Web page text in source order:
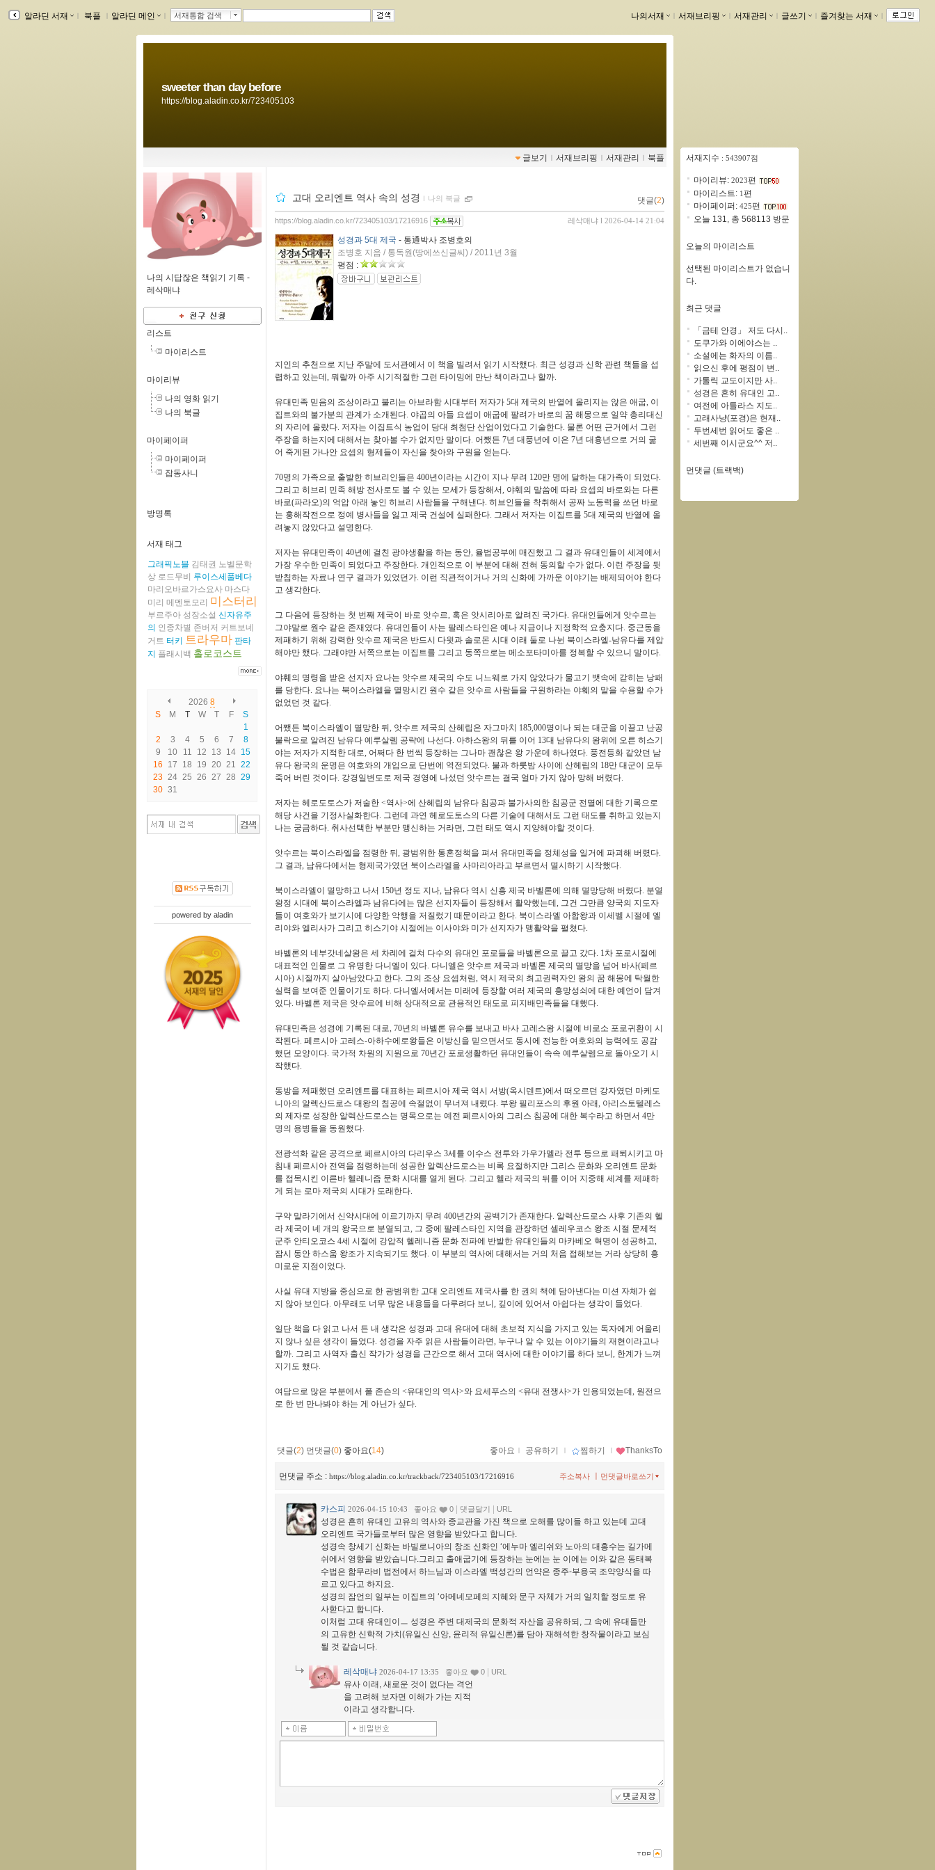
알라딘 서재 북플 알라딘 메인 서재통합 검색 나의서재 서재브리핑 서재관리 글쓰기 즐겨찾는 서재
sweeter than day before
https://blog.aladin.co.kr/723405103
글보기 ｌ 서재브리핑 ｌ 서재관리 ｌ 북플
나의 시답잖은 책읽기 기록 -
레삭매냐
리스트
마이리스트
마이리뷰
나의 영화 읽기
나의 북글
마이페이퍼
마이페이퍼
잡동사니
방명록
서재 태그
그래픽노블 김태권 노벨문학
상 로드무비 루이스세풀베다
마리오바르가스요사 마스다
미리 메멘토모리 미스터리
부르주아 성장소설 신자유주
의 인종차별 존버저 커트보네
거트 터키 트라우마 판타
지 플래시백 홀로코스트
2026 8
S
M T W T F
S
1
2
3 4 5 6 7
8
9
10 11 12 13 14 15
16
17 18 19 20 21
22
23 24 25 26 27 28 29
30 31
powered by aladin
고대 오리엔트 역사 속의 성경 ｌ 나의 북글 댓글(2)
레삭매냐 l 2026-04-14 21:04
https://blog.aladin.co.kr/723405103/17216916
성경과 5대 제국 - 통通박사 조병호의
조병호 지음 / 통독원(땅에쓰신글씨) / 2011년 3월
평점 :
지인의 추천으로 지난 주말에 도서관에서 이 책을 빌려서 읽기 시작했다. 최근 성경과 신학 관련 책들을 섭
렵하고 있는데 , 뭐랄까 아주 시기적절한 그런 타이밍에 만난 책이라고나 할까.
유대민족 믿음의 조상이라고 불리는 아브라함 시대부터 저자가 5대 제국의 반열에 올리지는 않은 애굽, 이
집트와의 불가분의 관계가 소개된다. 야곱의 아들 요셉이 애굽에 팔려가 바로의 꿈 해몽으로 일약 총리대신
의 자리에 올랐다. 저자는 이집트식 농업이 당대 최첨단 산업이었다고 기술한다. 물론 어떤 근거에서 그런
주장을 하는지에 대해서는 찾아볼 수가 없지만 말이다. 어쨌든 7년 대풍년에 이은 7년 대흉년으로 거의 굶
어 죽게된 가나안 요셉의 형제들이 자신을 찾아와 구원을 얻는다.
70명의 가족으로 출발한 히브리인들은 400년이라는 시간이 지나 무려 120만 명에 달하는 대가족이 되었다.
그리고 히브리 민족 해방 전사로도 볼 수 있는 모세가 등장해서, 야훼의 말씀에 따라 요셉의 바로와는 다른
바로(파라오)의 억압 아래 놓인 히브리 사람들을 구해낸다. 히브인들을 착취해서 공짜 노동력을 쓰던 바로
는 홍해작전으로 정예 병사들을 잃고 제국 건설에 실패한다. 그래서 저자는 이집트를 5대 제국의 반열에 올
려놓지 않았다고 설명한다.
저자는 유대민족이 40년에 걸친 광야생활을 하는 동안, 율법공부에 매진했고 그 결과 유대인들이 세계에서
가장 우수한 민족이 되었다고 주장한다. 개인적으로 이 부분에 대해 전혀 동의할 수가 없다. 이런 주장을 뒷
받침하는 자료나 연구 결과가 있었던가. 이런 직관적이거나 거의 신화에 가까운 이야기는 배제되어야 한다
고 생각한다.
그 다음에 등장하는 첫 번째 제국이 바로 앗수르, 혹은 앗시리아로 알려진 국가다. 유대인들에게 앗수르는
그야말로 원수 같은 존재였다. 유대인들이 사는 팔레스타인은 예나 지금이나 지정학적 요충지다. 중근동을
제패하기 위해 강력한 앗수르 제국은 반드시 다윗과 솔로몬 시대 이래 둘로 나뉜 북이스라엘-남유다를 제압
해야만 했다. 그래야만 서쪽으로는 이집트를 그리고 동쪽으로는 메소포타미아를 정복할 수 있으니 말이다.
야훼의 명령을 받은 선지자 요나는 앗수르 제국의 수도 니느웨로 가지 않았다가 물고기 뱃속에 갇히는 낭패
를 당한다. 요나는 북이스라엘을 멸망시킨 원수 같은 앗수르 사람들을 구원하라는 야훼의 말을 수용할 수가
없었던 것 같다.
어쨌든 북이스라엘이 멸망한 뒤 , 앗수르 제국의 산헤립은 자그마치 185,000명이나 되는 대군을 이끌고 난공
불락으로 알려진 남유다 예루살렘 공략에 나선다. 아하스왕의 뒤를 이어 13대 남유다의 왕위에 오른 히스기
야는 저자가 지적한 대로, 어쩌다 한 번씩 등장하는 그나마 괜찮은 왕 가운데 하나였다. 풍전등화 같았던 남
유다 왕국의 운명은 여호와의 개입으로 단번에 역전되었다. 불과 하룻밤 사이에 산헤립의 18만 대군이 모두
죽어 버린 것이다. 강경일변도로 제국 경영에 나섰던 앗수르는 결국 얼마 가지 않아 망해 버렸다.
저자는 헤로도토스가 저술한 <역사>에 산헤립의 남유다 침공과 불가사의한 침공군 전멸에 대한 기록으로
해당 사건을 기정사실화한다. 그런데 과연 헤로도토스의 다른 기술에 대해서도 그런 태도를 취하고 있는지
나는 궁금하다. 취사선택한 부분만 맹신하는 거라면, 그런 태도 역시 지양해야할 것이다.
앗수르는 북이스라엘을 점령한 뒤 , 광범위한 통혼정책을 펴서 유대민족을 정체성을 일거에 파괴해 버렸다.
그 결과, 남유다에서는 형제국가였던 북이스라엘을 사마리아라고 부르면서 멸시하기 시작했다.
북이스라엘이 멸망하고 나서 150년 정도 지나, 남유다 역시 신흥 제국 바벨론에 의해 멸망당해 버렸다. 분열
왕정 시대에 북이스라엘과 남유다에는 많은 선지자들이 등장해서 활약했는데 , 그건 그만큼 양국의 지도자
들이 여호와가 보기시에 다양한 악행을 저질렀기 때문이라고 한다. 북이스라엘 아합왕과 이세벨 시절에 엘
리야와 엘리사가 그리고 히스기야 시절에는 이사야와 미가 선지자가 맹활약을 펼쳤다.
바벨론의 네부갓네살왕은 세 차례에 걸쳐 다수의 유대인 포로들을 바벨론으로 끌고 갔다. 1차 포로시절에
대표적인 인물로 그 유명한 다니엘이 있다. 다니엘은 앗수르 제국과 바벨론 제국의 멸망을 넘어 바사(페르
시아) 시절까지 살아남았다고 한다. 그의 조상 요셉처럼, 역시 제국의 최고권력자인 왕의 꿈 해몽에 탁월한
실력을 보여준 인물이기도 하다. 다니엘서에서는 미래에 등장할 여러 제국의 흥망성쇠에 대한 예언이 담겨
있다. 바벨론 제국은 앗수르에 비해 상대적으로 관용적인 태도로 피지배민족들을 대했다.
유대민족은 성경에 기록된 대로, 70년의 바벨론 유수를 보내고 바사 고레스왕 시절에 비로소 포로귀환이 시
작된다. 페르시아 고레스-아하수에로왕들은 이방신을 믿으면서도 동시에 전능한 여호와의 능력에도 공감
했던 모양이다. 국가적 차원의 지원으로 70년간 포로생활하던 유대인들이 속속 예루살렘으로 돌아오기 시
작했다.
동방을 제패했던 오리엔트를 대표하는 페르시아 제국 역시 서방(옥시덴트)에서 떠오르던 강자였던 마케도
니아의 알렉산드로스 대왕의 침공에 속절없이 무너져 내렸다. 부왕 필리포스의 후원 아래, 아리스토텔레스
의 제자로 성장한 알렉산드로스는 명목으로는 예전 페르시아의 그리스 침공에 대한 복수라고 하면서 4만
명의 용병들을 동원했다.
전광석화 같은 공격으로 페르시아의 다리우스 3세를 이수스 전투와 가우가멜라 전투 등으로 패퇴시키고 마
침내 페르시아 전역을 점령하는데 성공한 알렉산드로스는 비록 요절하지만 그리스 문화와 오리엔트 문화
를 접목시킨 이른바 헬레니즘 문화 시대를 열게 된다. 그리고 헬라 제국의 뒤를 이어 지중해 세계를 제패하
게 되는 로마 제국의 시대가 도래한다.
구약 말라기에서 신약시대에 이르기까지 무려 400년간의 공백기가 존재한다. 알렉산드로스 사후 기존의 헬
라 제국이 네 개의 왕국으로 분열되고, 그 중에 팔레스타인 지역을 관장하던 셀레우코스 왕조 시절 문제적
군주 안티오코스 4세 시절에 강압적 헬레니즘 문화 전파에 반발한 유대인들의 마카베오 혁명이 성공하고,
잠시 동안 하스움 왕조가 지속되기도 했다. 이 부분의 역사에 대해서는 거의 처음 접해보는 거라 상당히 흥
미로운 지점이었다.
사실 유대 지방을 중심으로 한 광범위한 고대 오리엔트 제국사를 한 권의 책에 담아낸다는 미션 자체가 쉽
지 않아 보인다. 아무래도 너무 많은 내용들을 다루려다 보니 , 깊이에 있어서 아쉽다는 생각이 들었다.
일단 책을 다 읽고 나서 든 내 생각은 성경과 고대 유대에 대해 초보적 지식을 가지고 있는 독자에게 어울리
지 않나 싶은 생각이 들었다. 성경을 자주 읽은 사람들이라면, 누구나 알 수 있는 이야기들의 재현이라고나
할까. 그리고 사역자 출신 작가가 성경을 근간으로 해서 고대 역사에 대한 이야기를 하다 보니 , 한계가 느껴
지기도 했다.
여담으로 많은 부분에서 폴 존슨의 <유대인의 역사>와 요세푸스의 <유대 전쟁사>가 인용되었는데 , 원전으
로 한 번 만나봐야 하는 게 아닌가 싶다.
댓글(2) 먼댓글(0) 좋아요(14) 좋아요 ｌ 공유하기 ｌ 찜하기 ｌ ThanksTo
먼댓글 주소 : https://blog.aladin.co.kr/trackback/723405103/17216916 먼댓글바로쓰기
주소복사
카스피 2026-04-15 10:43 좋아요 0 댓글달기 URL
성경은 흔히 유대인 고유의 역사와 종교관을 가진 책으로 오해를 많이들 하고 있는데 고대
오리엔트 국가들로부터 많은 영향을 받았다고 합니다.
성경속 창세기 신화는 바빌로니아의 창조 신화인 ‘에누마 엘리쉬와 노아의 대홍수는 길가메
쉬에서 영향을 받았습니다.그리고 출애굽기에 등장하는 눈에는 눈 이에는 이와 같은 동태복
수법은 함무라비 법전에서 하느님과 이스라엘 백성간의 언약은 종주-부용국 조약양식을 따
르고 있다고 하지요.
성경의 잠언의 일부는 이집트의 ‘아메네모페의 지혜와 문구 자체가 거의 일치할 정도로 유
사핟다고 합니다.
이처럼 고대 유대인이ㅡ 성경은 주변 대제국의 문화적 자산을 공유하되, 그 속에 유대들만
의 고유한 신학적 가치(유일신 신앙, 윤리적 유일신론)를 담아 재해석한 창작물이라고 보심
될 것 같습니다.
레삭매냐 2026-04-17 13:35 좋아요 0 URL
유사 이래, 새로운 것이 없다는 격언
을 고려해 보자면 이해가 가는 지적
이라고 생각합니다.
서재지수 : 543907점
마이리뷰: 2023편
마이리스트: 1편
마이페이퍼: 425편
오늘 131, 총 568113 방문
오늘의 마이리스트
선택된 마이리스트가 없습니
다.
최근 댓글
「금테 안경」 저도 다시..
도쿠가와 이에야스는 ..
소설에는 화자의 이름..
읽으신 후에 평점이 변..
가톨릭 교도이지만 사..
성경은 흔히 유대인 고..
여전에 아틀라스 지도..
고래사냥(포경)은 현재..
두번세번 읽어도 좋은 ..
세번째 이시군요^^ 저..
먼댓글 (트랙백)